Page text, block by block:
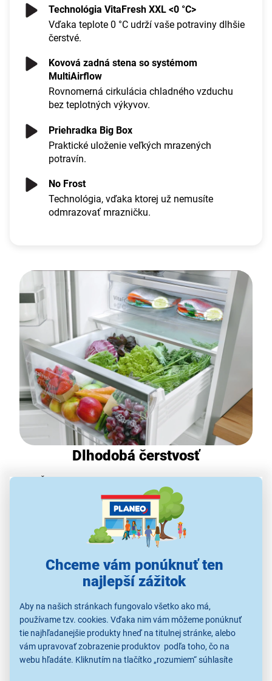
Chceme vám ponúknuť ten
najlepší zážitok
Aby na našich stránkach fungovalo všetko ako má,
používame tzv. cookies. Vďaka nim vám môžeme ponúknuť
tie najhľadanejšie produkty hneď na titulnej stránke, alebo
vám upravovať zobrazenie produktov podľa toho, čo na
webu hľadáte. Kliknutím na tlačítko „rozumiem“ súhlasíte
Technológia VitaFresh XXL <0 °C>
Vďaka teplote 0 °C udrží vaše potraviny dlhšie
čerstvé.
Kovová zadná stena so systémom
MultiAirflow
Rovnomerná cirkulácia chladného vzduchu
bez teplotných výkyvov.
Priehradka Big Box
Praktické uloženie veľkých mrazených
potravín.
No Frost
Technológia, vďaka ktorej už nemusíte
odmrazovať mrazničku.
Dlhodobá čerstvosť
niekoľkými dňami? So systémom VitaFresh XXL <0
chladničky KFI96AXEA to nie je nič nemožné.
Vďaka priehradke sreguláciou vlhkosti
dlhšie sviežea o čerstvosť mäsa či rýb sa
postará nižšia teplota.